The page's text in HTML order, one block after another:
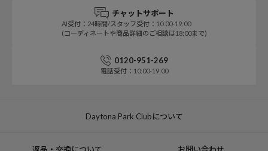
チャットサポート
AI受付：24時間/スタッフ受付：10:00-19:00
(コーディネートや商品詳細のご相談は18:00まで)
0120-951-269
電話受付：10:00-19:00
Daytona Park Clubについて